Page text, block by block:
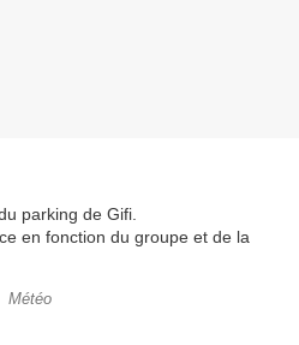
parking de Gifi.
en fonction du groupe et de la
Météo